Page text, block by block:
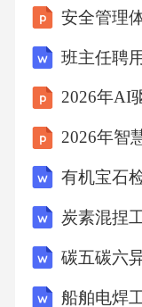
A.火灾
B.爆炸
D.以上都是
11.阳极炉操作
班主任聘
2026年AI
船舶电焊